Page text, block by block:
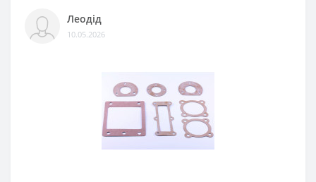
Леодід
10.05.2026